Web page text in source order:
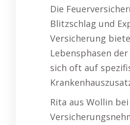
Die
Blitzschlag und
Versicherung
Lebensphasen
sich oft auf
Rita aus Wollin